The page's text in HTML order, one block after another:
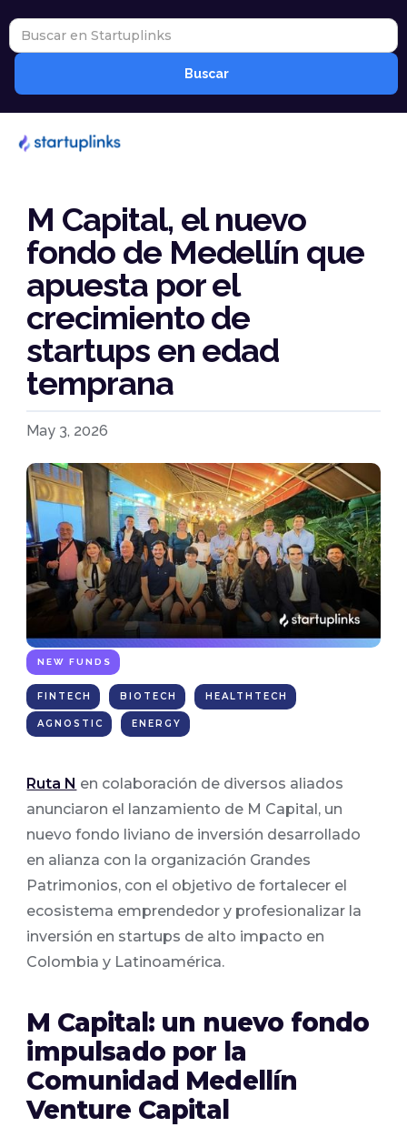
M Capital, el nuevo
fondo de Medellín que
apuesta por el
crecimiento de
startups en edad
temprana
May 3, 2026
NEW FUNDS
FINTECH BIOTECH HEALTHTECH
AGNOSTIC ENERGY
Ruta N en colaboración de diversos aliados
anunciaron el lanzamiento de M Capital, un
nuevo fondo liviano de inversión desarrollado
en alianza con la organización Grandes
Patrimonios, con el objetivo de fortalecer el
ecosistema emprendedor y profesionalizar la
inversión en startups de alto impacto en
Colombia y Latinoamérica.
M Capital: un nuevo fondo
impulsado por la
Comunidad Medellín
Venture Capital